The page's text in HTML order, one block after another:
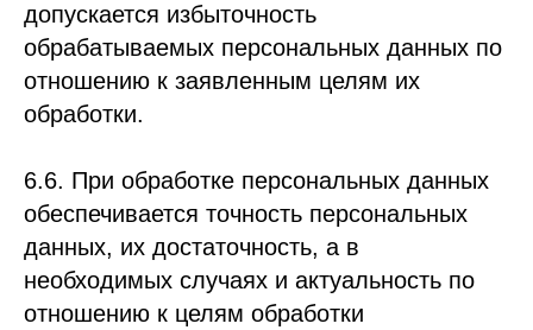
допускается избыточность
обрабатываемых персональных данных по
отношению к заявленным целям их
обработки.
6.6. При обработке персональных данных
обеспечивается точность персональных
данных, их достаточность, а в
необходимых случаях и актуальность по
отношению к целям обработки